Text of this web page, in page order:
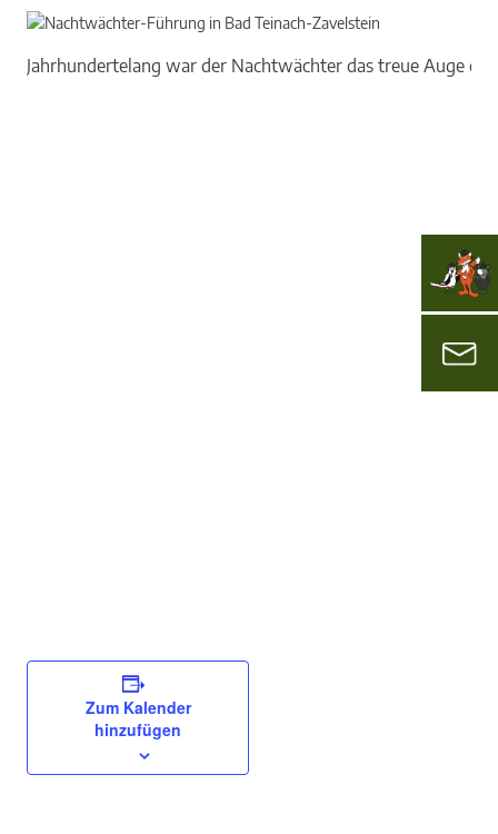
Jahrhundertelang war der Nachtwächter das treue Auge
Zum Kalender
hinzufügen